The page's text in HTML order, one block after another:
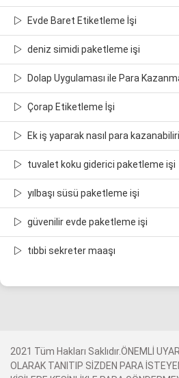
Evde Baret Etiketleme İşi
deniz simidi paketleme işi
Dolap Uygulaması ile Para
Çorap Etiketleme İşi
Ek iş yaparak nasıl para
tuvalet koku giderici paketleme işi
yılbaşı süsü paketleme işi
güvenilir evde paketleme işi
tıbbi sekreter maaşı
2021 Tüm Hakları Saklıdır.ÖNEMLİ
OLARAK TANITIP SİZDEN PARA